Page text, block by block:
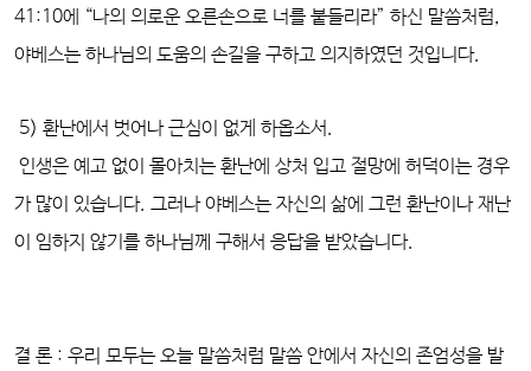
41:10에 “나의 의로운 오른손으로 너를 붙들리라” 하신 말씀처럼,
야베스는 하나님의 도움의 손길을 구하고 의지하였던 것입니다.
5) 환난에서 벗어나 근심이 없게 하옵소서.
인생은 예고 없이 몰아치는 환난에 상처 입고 절망에 허덕이는 경우
가 많이 있습니다. 그러나 야베스는 자신의 삶에 그런 환난이나 재난
이 임하지 않기를 하나님께 구해서 응답을 받았습니다.
결 론 : 우리 모두는 오늘 말씀처럼 말씀 안에서 자신의 존엄성을 발